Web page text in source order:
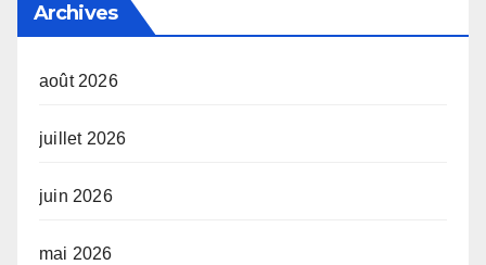
Archives
août 2026
juillet 2026
juin 2026
mai 2026